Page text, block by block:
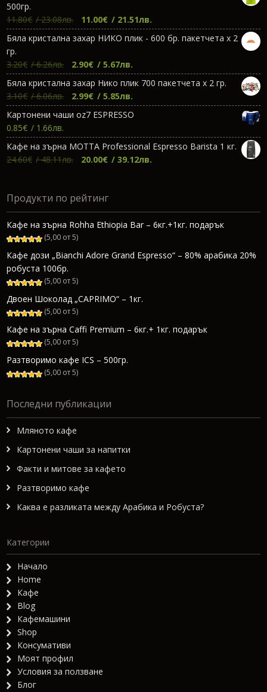
500гр.
11.80€ / 23.08лв.
Original
price
was:
11.00€ / 21.51лв.Текущата
цена
Бяла кристална захар НИКО плик - 600 бр. пакетчета х 2
гр.
3.20€ / 6.26лв.
Original
price
3.20€.
2.90€ / 5.67лв.Текущата
цена
2.90€.
Бяла кристална захар Нико плик 700 пакетчета х 2 гр.
3.10€ / 6.06лв.
Original
price
3.10€.
2.99€ / 5.85лв.Текущата
цена
2.99€.
Картонени чаши oz7 ESPRESSO
0.85€ / 1.66лв.
Кафе на зърна МОТТА Professional Espresso Barista 1 кг.
24.60€ / 48.11лв.
Original
24.60€.
20.00€ / 39.12лв.Текущата
Продукти по рейтинг
Кафе на зърна Rohha Ethiopia Bar – 6кг.+1кг. подарък
(5,00 от 5)
Кафе дози „Bianchi Adore Grand Espresso“ – 80% арабика 20%
робуста 100бр.
(5,00 от 5)
Двоен Шоколад „CAPRIMO“ – 1кг.
(5,00 от 5)
Кафе на зърна Caffi Premium – 6кг.+ 1кг. подарък
(5,00 от 5)
Разтворимо кафе ICS – 500гр.
(5,00 от 5)
Последни публикации
Мляното кафе
Картонени чаши за напитки
Факти и митове за кафето
Разтворимо кафе
Каква е разликата между Арабика и Робуста?
Категории
Начало
Home
Кафе
Blog
Кафемашини
Shop
Консумативи
Моят профил
Условия за ползване
Блог